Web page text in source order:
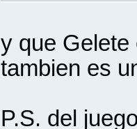
y que Gelete
tambien es
P.S. del